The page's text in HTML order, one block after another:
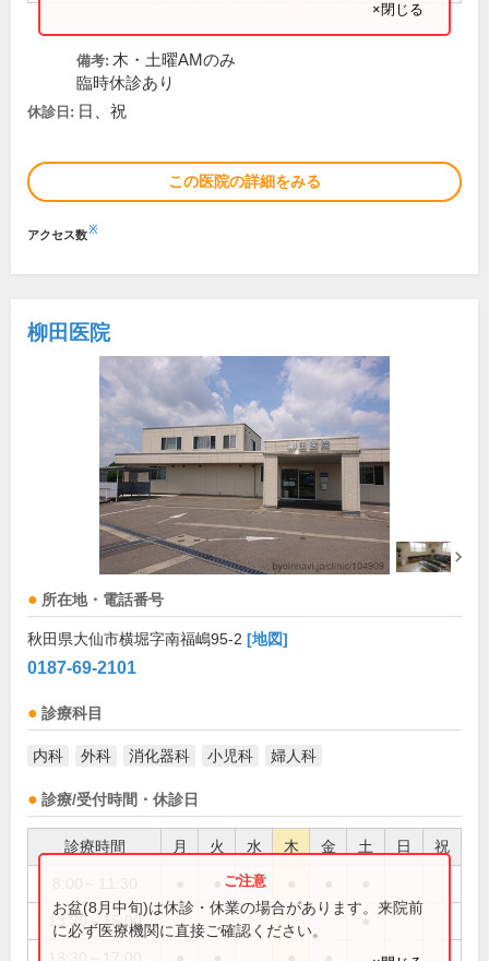
×閉じる
備考: 木・土曜AMのみ
臨時休診あり
休診日: 日、祝
この医院の詳細をみる
アクセス数※
柳田医院
所在地・電話番号
秋田県大仙市横堀字南福嶋95-2 [地図]
0187-69-2101
診療科目
内科 外科 消化器科 小児科 婦人科
診療/受付時間・休診日
診療時間 月 火 水 木 金 土 日 祝
●
13:30～15:00 ●
お盆(8月中旬)は休診・休業の場合があります。来院前
に必ず医療機関に直接ご確認ください。